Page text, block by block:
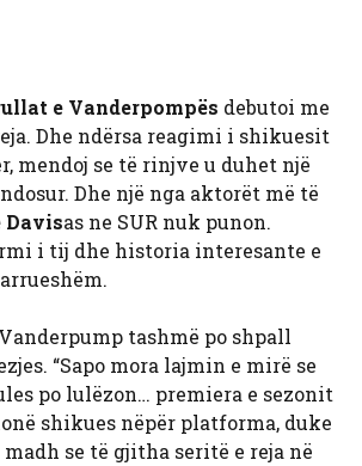
e Vanderpompës debutoi me
Dhe ndërsa reagimi i shikuesit
mendoj se të rinjve u duhet një
Dhe një nga aktorët më të
Davisas ne SUR nuk punon.
i tij dhe historia interesante e
tashmë po shpall
“Sapo mora lajmin e mirë se
po lulëzon… premiera e sezonit
shikues nëpër platforma, duke
madh se të gjitha seritë e reja në